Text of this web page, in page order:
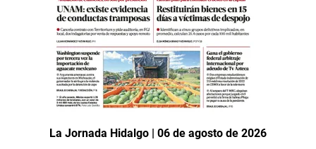
La Jornada Hidalgo | 06 de agosto de 2026